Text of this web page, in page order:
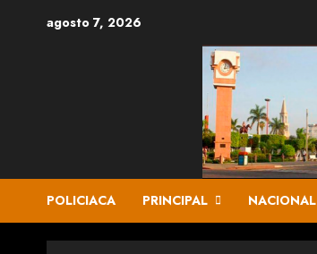
agosto 7, 2026
POLICIACA PRINCIPAL NACIONAL